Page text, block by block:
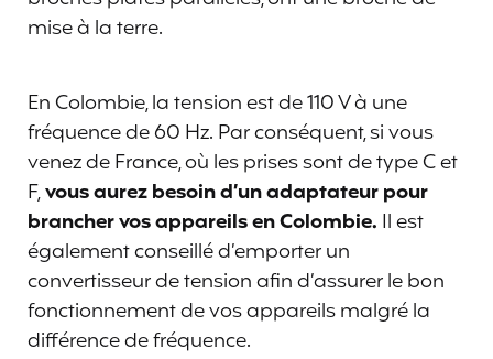
mise à la terre.
En Colombie, la tension est de 110 V à une
fréquence de 60 Hz. Par conséquent, si vous
venez de France, où les prises sont de type C et
F,vous aurez besoin d’un adaptateurpour
brancher vos appareils en Colombie. Il est
également conseillé d’emporter un
convertisseur de tension afin d’assurer le bon
fonctionnement de vos appareils malgré la
différence de fréquence.